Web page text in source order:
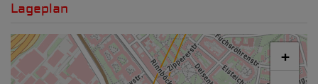
Lageplan
+